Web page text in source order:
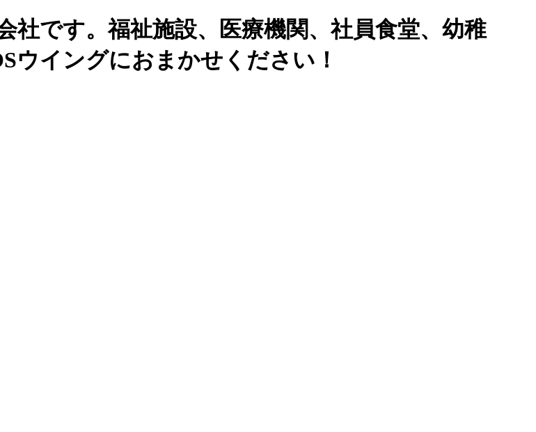
社です。福祉施設、医療機関、社員食堂、幼稚
ウイングにおまかせください！